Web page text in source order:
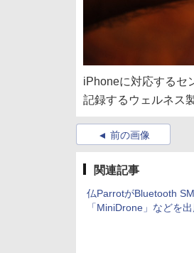
iPhoneに対応するセ
記録するウェルネス
前の画像
関連記事
仏ParrotがBluetooth
「MiniDrone」などを